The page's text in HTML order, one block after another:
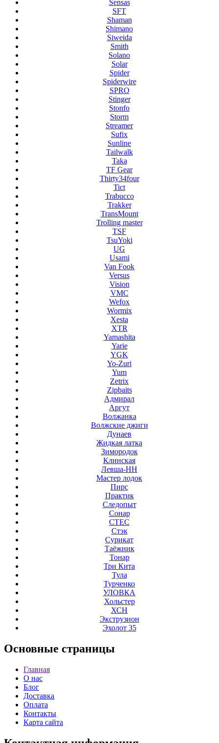
Sensas
SFT
Shaman
Shimano
Siweida
Smith
Solano
Solar
Spider
Spiderwire
SPRO
Stinger
Stonfo
Storm
Streamer
Sufix
Sunline
Tailwalk
Taka
TF Gear
Thirty34four
Tict
Trabucco
Trakker
TransMount
Trolling master
TSF
TsuYoki
UG
Usami
Van Fook
Versus
Vision
VMC
Wefox
Wormix
Xesta
XTR
Yamashita
Yarie
YGK
Yo-Zuri
Yum
Zetrix
Zipbaits
Адмирал
Аргут
Волжанка
Волжские джиги
Дунаев
Жидкая латка
Зимородок
Клинская
Левша-НН
Мастер лодок
Пирс
Практик
Следопыт
Сонар
СТЕС
Стэк
Сурикат
Таёжник
Тонар
Три Кита
Тула
Турченко
УЛОВКА
Хольстер
ХСН
Экструзион
Эхолот 35
Основные страницы
Главная
О нас
Блог
Доставка
Оплата
Контакты
Карта сайта